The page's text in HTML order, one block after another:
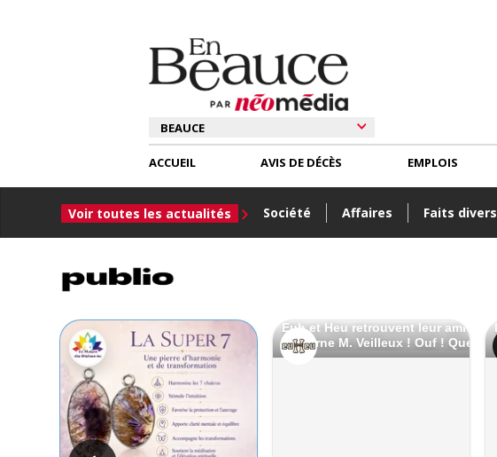
ACCUEIL
Voir toutes les actualités Société Affaires Faits divers
AVIS DE DÉCÈS EMPLOIS